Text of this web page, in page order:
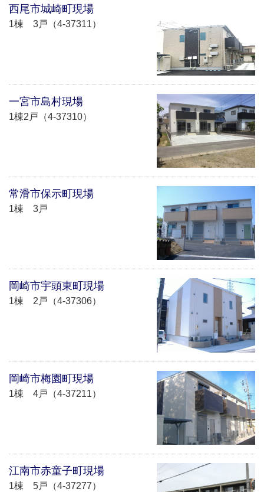
西尾市城崎町現場
1棟 3戸（4-37311）
一宮市島村現場
1棟2戸（4-37310）
常滑市保示町現場
1棟 3戸
岡崎市宇頭東町現場
1棟 2戸（4-37306）
岡崎市梅園町現場
1棟 4戸（4-37211）
江南市赤童子町現場
1棟 5戸（4-37277）